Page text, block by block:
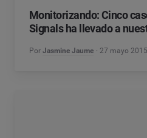
Monitorizando: Cinco
Signals ha llevado a
Por Jasmine Jaume 27 mayo 2015